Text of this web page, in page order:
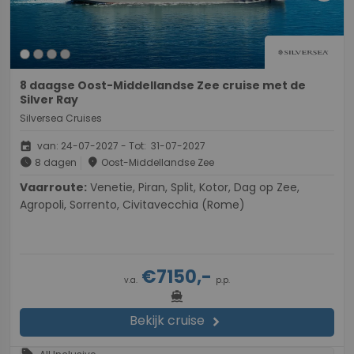
8 daagse Oost-Middellandse Zee cruise met de
Silver Ray
Silversea Cruises
event van: 24-07-2027 - Tot: 31-07-2027
schedule 8 dagen place Oost-Middellandse Zee
Vaarroute:
Agropoli, Sorrento, Civitavecchia (Rome)
v.a. €7150,- p.p.
directions_boat
Bekijk cruise chevron_right